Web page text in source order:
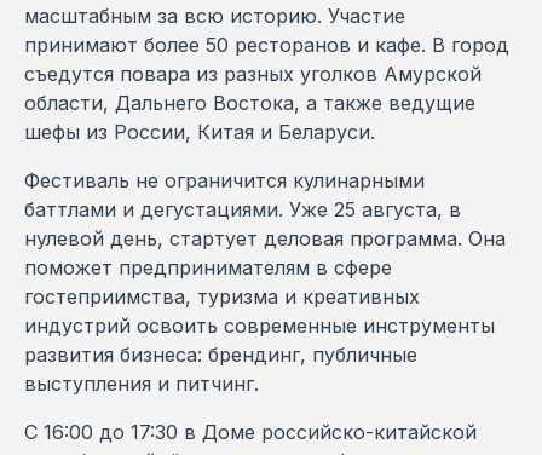
масштабным за всю историю. Участие
принимают более 50 ресторанов и кафе. В город
съедутся повара из разных уголков Амурской
области, Дальнего Востока, а также ведущие
шефы из России, Китая и Беларуси.
Фестиваль не ограничится кулинарными
баттлами и дегустациями. Уже 25 августа, в
нулевой день, стартует деловая программа. Она
поможет предпринимателям в сфере
гостеприимства, туризма и креативных
индустрий освоить современные инструменты
развития бизнеса: брендинг, публичные
выступления и питчинг.
С 16:00 до 17:30 в Доме российско-китайской